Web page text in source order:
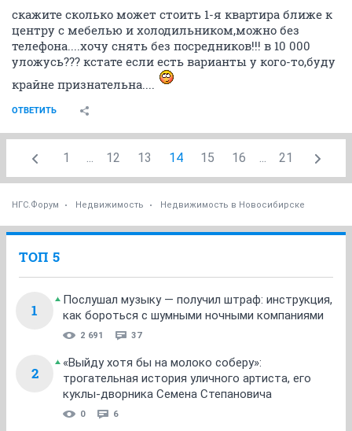
скажите сколько может стоить 1-я квартира ближе к
центру с мебелью и холодильником,можно без
телефона....хочу снять без посредников!!! в 10 000
уложусь??? кстате если есть варианты у кого-то,буду
крайне признательна....
ОТВЕТИТЬ
1 ... 12 13 14 15 16 ... 21
НГС.Форум Недвижимость Недвижимость в Новосибирске
ТОП 5
1
Послушал музыку — получил штраф: инструкция,
как бороться с шумными ночными компаниями
2 691 37
2
«Выйду хотя бы на молоко соберу»:
трогательная история уличного артиста, его
куклы-дворника Семена Степановича
0 6